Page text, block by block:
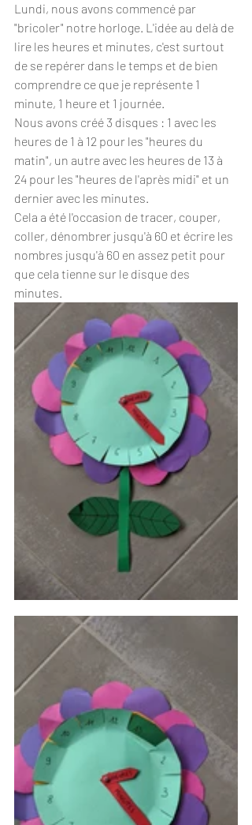
Lundi, nous avons commencé par
"bricoler" notre horloge. L'idée au delà de
lire les heures et minutes, c'est surtout
de se repérer dans le temps et de bien
comprendre ce que je représente 1
minute, 1 heure et 1 journée.
Nous avons créé 3 disques : 1 avec les
heures de 1 à 12 pour les "heures du
matin", un autre avec les heures de 13 à
24 pour les "heures de l'après midi" et un
dernier avec les minutes.
Cela a été l'occasion de tracer, couper,
coller, dénombrer jusqu'à 60 et écrire les
nombres jusqu'à 60 en assez petit pour
que cela tienne sur le disque des
minutes.